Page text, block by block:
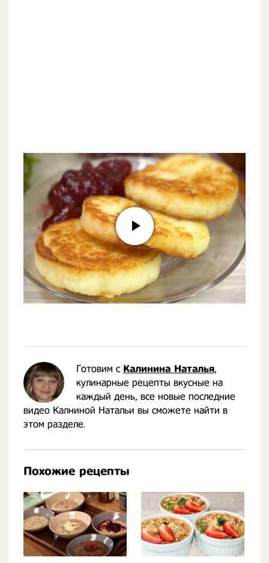
Готовим с Калинина Наталья,
кулинарные рецепты вкусные на
каждый день, все новые последние
видео Калниной Натальи вы сможете найти в
этом разделе.
Похожие рецепты